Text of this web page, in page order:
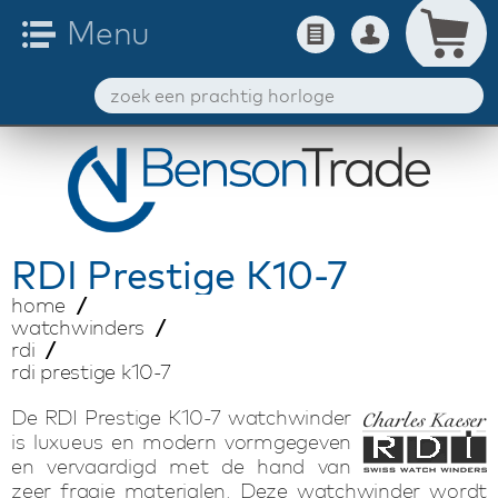
RDI Prestige K10-7
home
watchwinders
rdi
rdi prestige k10-7
De RDI Prestige K10-7 watchwinder
is luxueus en modern vormgegeven
en vervaardigd met de hand van
zeer fraaie materialen. Deze watchwinder wordt